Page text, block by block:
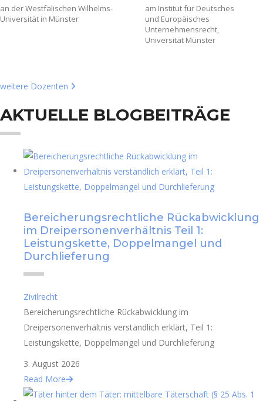
an der Westfälischen Wilhelms-
Universität in Münster
am Institut für Deutsches
und Europäisches
Unternehmensrecht,
Universität Münster
weitere Dozenten
AKTUELLE BLOGBEITRÄGE
Bereicherungsrechtliche Rückabwicklung
im Dreipersonenverhältnis Teil 1:
Leistungskette, Doppelmangel und
Durchlieferung
Zivilrecht
Bereicherungsrechtliche Rückabwicklung im
Dreipersonenverhältnis verständlich erklärt, Teil 1:
Leistungskette, Doppelmangel und Durchlieferung
3. August 2026
Read More